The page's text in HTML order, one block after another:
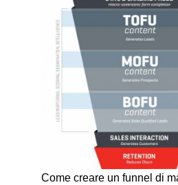
Come creare un funnel di